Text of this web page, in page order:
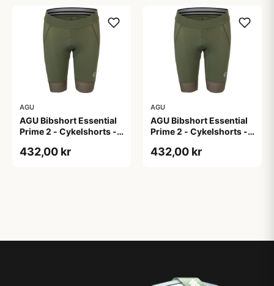
AGU
AGU Bibshort Essential
Prime 2 - Cykelshorts -
2XL
432,00 kr
AGU
AGU Bibshort Essential
Prime 2 - Cykelshorts -
L
432,00 kr